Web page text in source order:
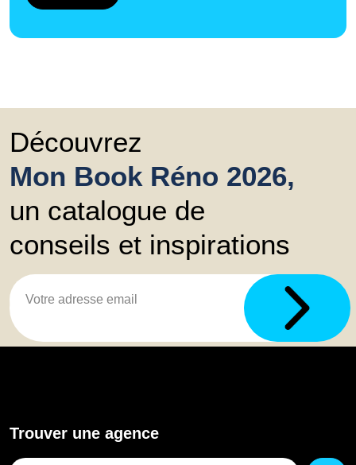
Découvrez
Mon Book Réno 2026,
un catalogue de
conseils et inspirations
Trouver une agence